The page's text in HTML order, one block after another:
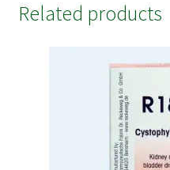
Related products